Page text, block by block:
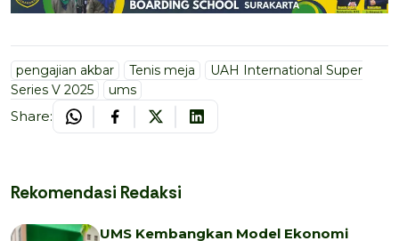
pengajian akbar Tenis meja
UAH International Super
Series V 2025
ums
Share:
Rekomendasi Redaksi
UMS Kembangkan Model Ekonomi